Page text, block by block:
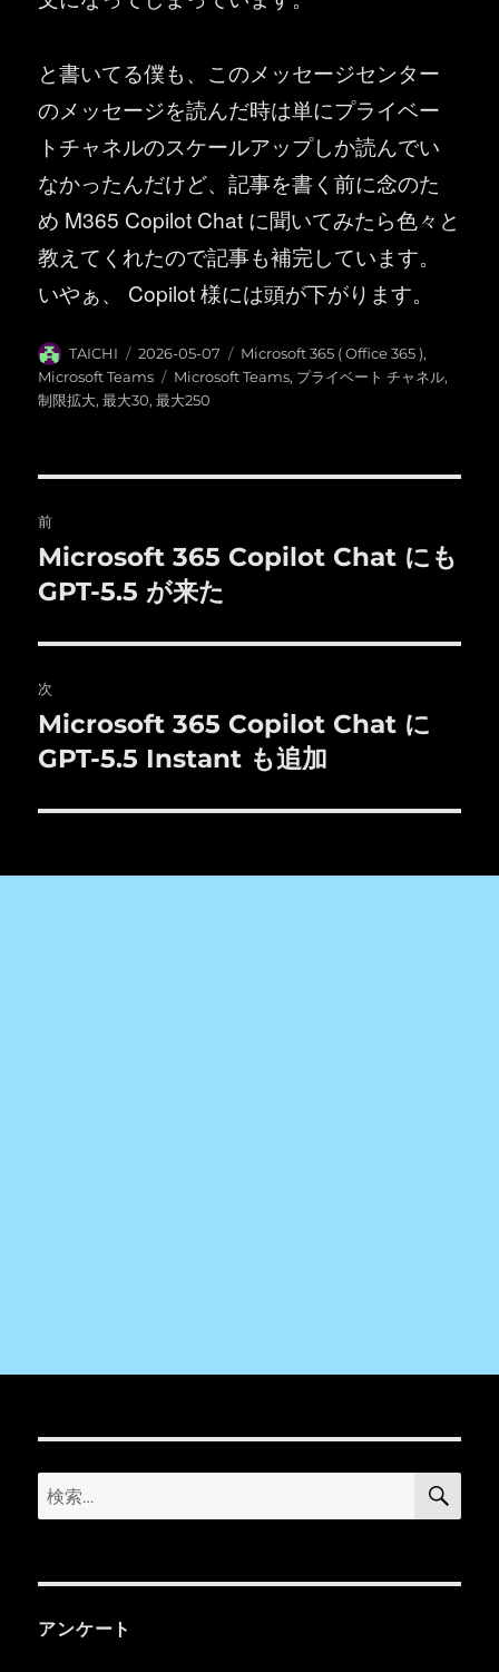
と書いてる僕も、このメッセージセンター
のメッセージを読んだ時は単にプライベー
トチャネルのスケールアップしか読んでい
なかったんだけど、記事を書く前に念のた
め M365 Copilot Chat に聞いてみたら色々と
教えてくれたので記事も補完しています。
いやぁ、 Copilot 様には頭が下がります。
投
稿
者
TAICHI
投
稿
日:
2026-05-07
カ
テ
Microsoft 365 ( Office 365 ),
Microsoft Teams
タ
グ
Microsoft Teams, プライベート チャネル,
制限拡大,最大30,最大250
稿
ナ
ビ
ゲ
ー
ン
前
前
の
稿:
Microsoft 365 Copilot Chat にも
GPT-5.5 が来た
次
次
の
稿:
Microsoft 365 Copilot Chat に
GPT-5.5 Instant も追加
検
索:
検
アンケート